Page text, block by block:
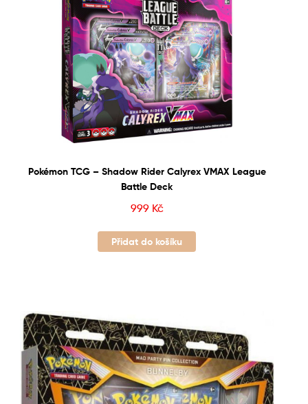
Pokémon TCG – Shadow Rider Calyrex VMAX League
Battle Deck
999 Kč
Přidat do košíku